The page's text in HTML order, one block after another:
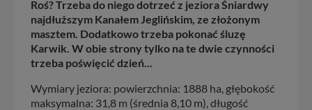
Roś? Trzeba do niego dotrzeć z jeziora Śniardwy
najdłuższym Kanałem Jeglińskim, ze złożonym
masztem. Dodatkowo trzeba pokonać śluzę
Karwik. W obie strony tylko na te dwie czynności
trzeba poświęcić dzień...
Wymiary jeziora: powierzchnia: 1888 ha, głębokość
maksymalna: 31,8 m (średnia 8,10 m), długość